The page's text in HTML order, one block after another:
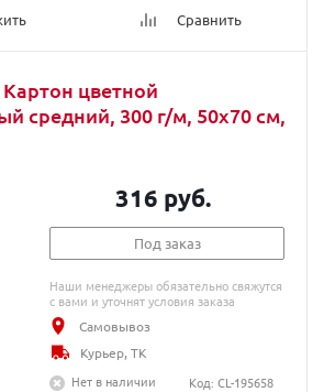
Сравнить
цветной
средний, 300 г/м, 50х70 см,
316 руб.
Под заказ
Наши менеджеры обязательно свяжутся
с вами и уточнят условия заказа
Самовывоз
Курьер, ТК
Нет в наличии
Код: CL-195658